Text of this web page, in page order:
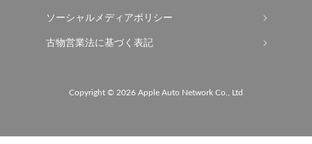
ソーシャルメディアポリシー
古物営業法に基づく表記
Copyright © 2026 Apple Auto Network Co., Ltd